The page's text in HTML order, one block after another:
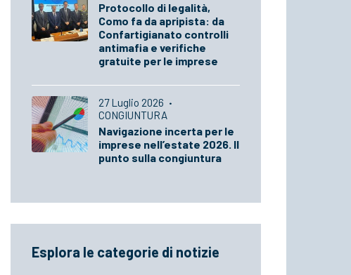
Protocollo di legalità,
Como fa da apripista: da
Confartigianato controlli
antimafia e verifiche
gratuite per le imprese
27 Luglio 2026 ·
CONGIUNTURA
Navigazione incerta per le
imprese nell’estate 2026. Il
punto sulla congiuntura
Esplora le categorie di notizie